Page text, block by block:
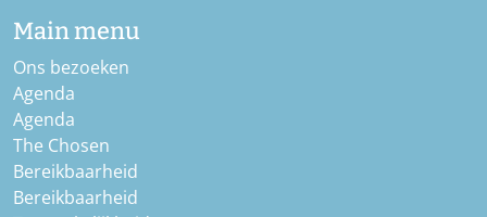
Main menu
Ons bezoeken
Agenda
Agenda
The Chosen
Bereikbaarheid
Bereikbaarheid